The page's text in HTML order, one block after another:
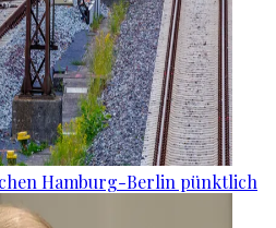
Hamburg-Berlin pünktlich